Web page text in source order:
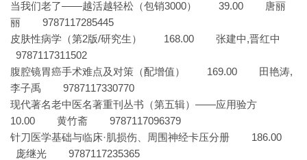
当我们老了——越活越轻松（包销3000） 39.00 唐丽
丽 9787117285445
皮肤性病学（第2版/研究生） 168.00 张建中,晋红中
9787117311502
腹腔镜胃癌手术难点及对策（配增值） 169.00 田艳涛,
李子禹 9787117330770
现代著名老中医名著重刊丛书（第五辑）——应用验方
10.00 黄竹斋 9787117096379
针刀医学基础与临床·肌损伤、周围神经卡压分册 186.00
庞继光 9787117235365